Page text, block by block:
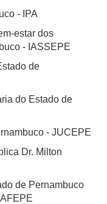
- IPA
estar dos
- IASSEPE
de
do Estado de
- JUCEPE
Dr. Milton
de Pernambuco